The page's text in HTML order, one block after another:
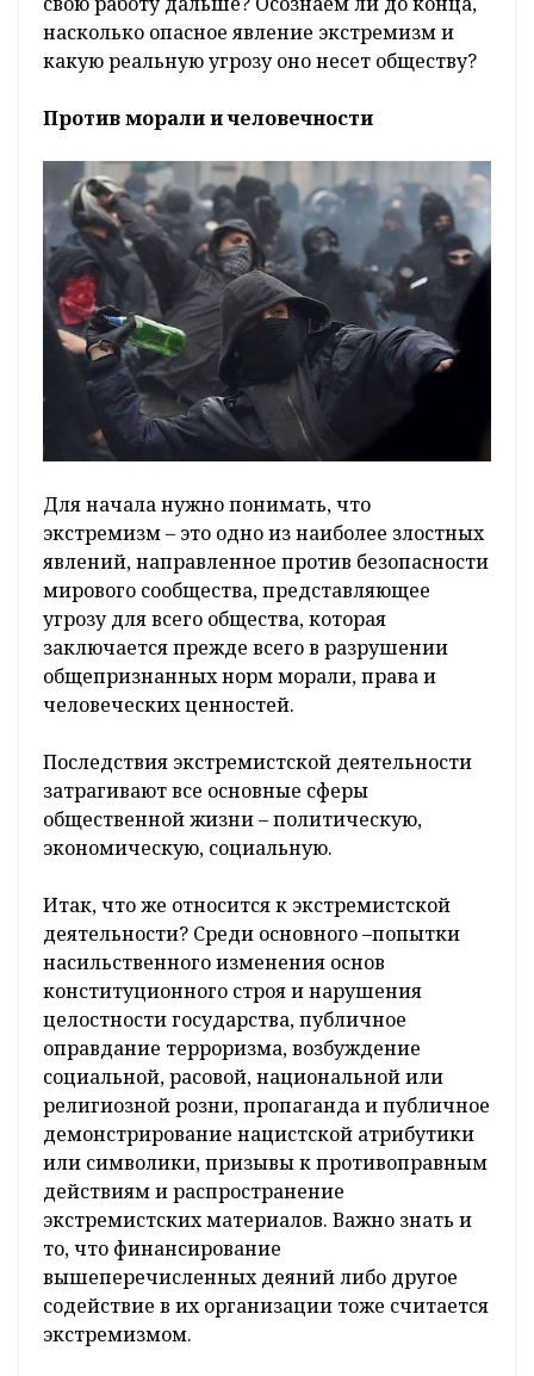
насколько опасное явление экстремизм и
какую реальную угрозу оно несет обществу?
Против морали и человечности
Для начала нужно понимать, что
экстремизм – это одно из наиболее злостных
явлений, направленное против безопасности
мирового сообщества, представляющее
угрозу для всего общества, которая
заключается прежде всего в разрушении
общепризнанных норм морали, права и
человеческих ценностей.
Последствия экстремистской деятельности
затрагивают все основные сферы
общественной жизни – политическую,
экономическую, социальную.
Итак, что же относится к экстремистской
деятельности? Среди основного –попытки
насильственного изменения основ
конституционного строя и нарушения
целостности государства, публичное
оправдание терроризма, возбуждение
социальной, расовой, национальной или
религиозной розни, пропаганда и публичное
демонстрирование нацистской атрибутики
или символики, призывы к противоправным
действиям и распространение
экстремистских материалов. Важно знать и
то, что финансирование
вышеперечисленных деяний либо другое
содействие в их организации тоже считается
экстремизмом.